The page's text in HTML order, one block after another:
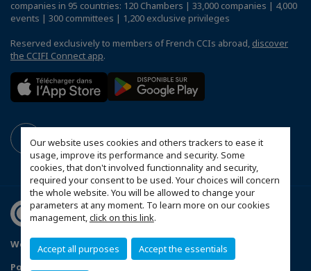
Our website uses cookies and others trackers to ease it
usage, improve its performance and security. Some
cookies, that don't involved functionnality and security,
required your consent to be used. Your choices will concern
the whole website. You will be allowed to change your
parameters at any moment. To learn more on our cookies
management,click on this link.
Accept all purposes Accept the essentials
companies in 95 countries: 120 Chambers | 33,000 companies | 4,000
events | 300 committees | 1,200 exclusive privileges
Reserved exclusively to members of French CCIs abroad, discover
the CCIFI Connect app.
Webbplatskarta
Mentions légales
Politique de confidentialité